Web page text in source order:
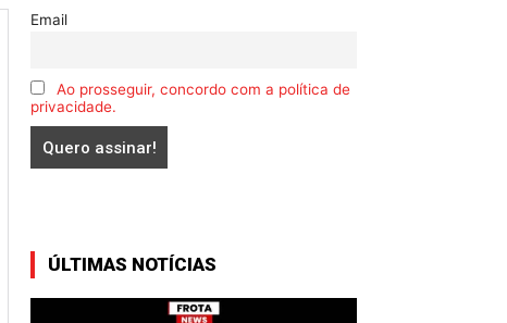
Email
Ao prosseguir, concordo com a política de
privacidade.
ÚLTIMAS NOTÍCIAS